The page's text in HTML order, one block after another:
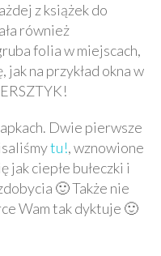
z książek do
również
folia w miejscach,
na przykład okna w
Dwie pierwsze
tu!, wznowione
jak ciepłe bułeczki i
🙂 Także nie
Wam tak dyktuje 🙂